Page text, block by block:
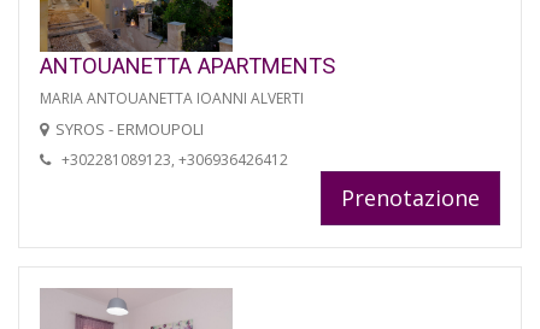
ANTOUANETTA APARTMENTS
MARIA ANTOUANETTA IOANNI ALVERTI
SYROS - ERMOUPOLI
+302281089123, +306936426412
Prenotazione